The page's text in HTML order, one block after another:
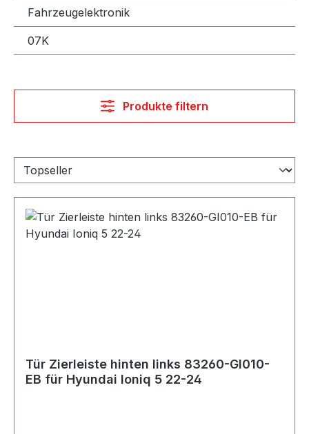
Fahrzeugelektronik
07K
Produkte filtern
Tür Zierleiste hinten links 83260-GI010-
EB für Hyundai Ioniq 5 22-24